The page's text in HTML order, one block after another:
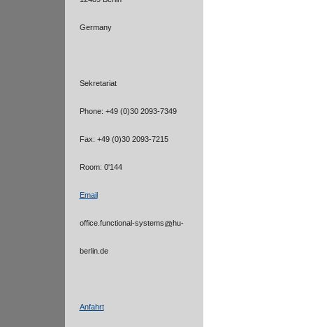
Germany
Sekretariat
Phone: +49 (0)30 2093-7349
Fax: +49 (0)30 2093-7215
Room: 0'144
Email
office.functional-systems hu-
berlin.de
Anfahrt